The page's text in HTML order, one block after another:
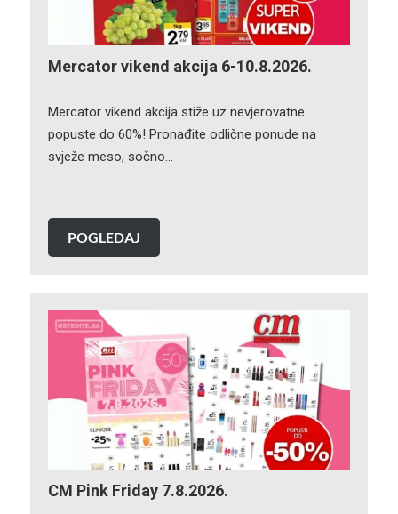
Mercator vikend akcija 6-10.8.2026.
Mercator vikend akcija stiže uz nevjerovatne
popuste do 60%! Pronađite odlične ponude na
svježe meso, sočno…
POGLEDAJ
CM Pink Friday 7.8.2026.